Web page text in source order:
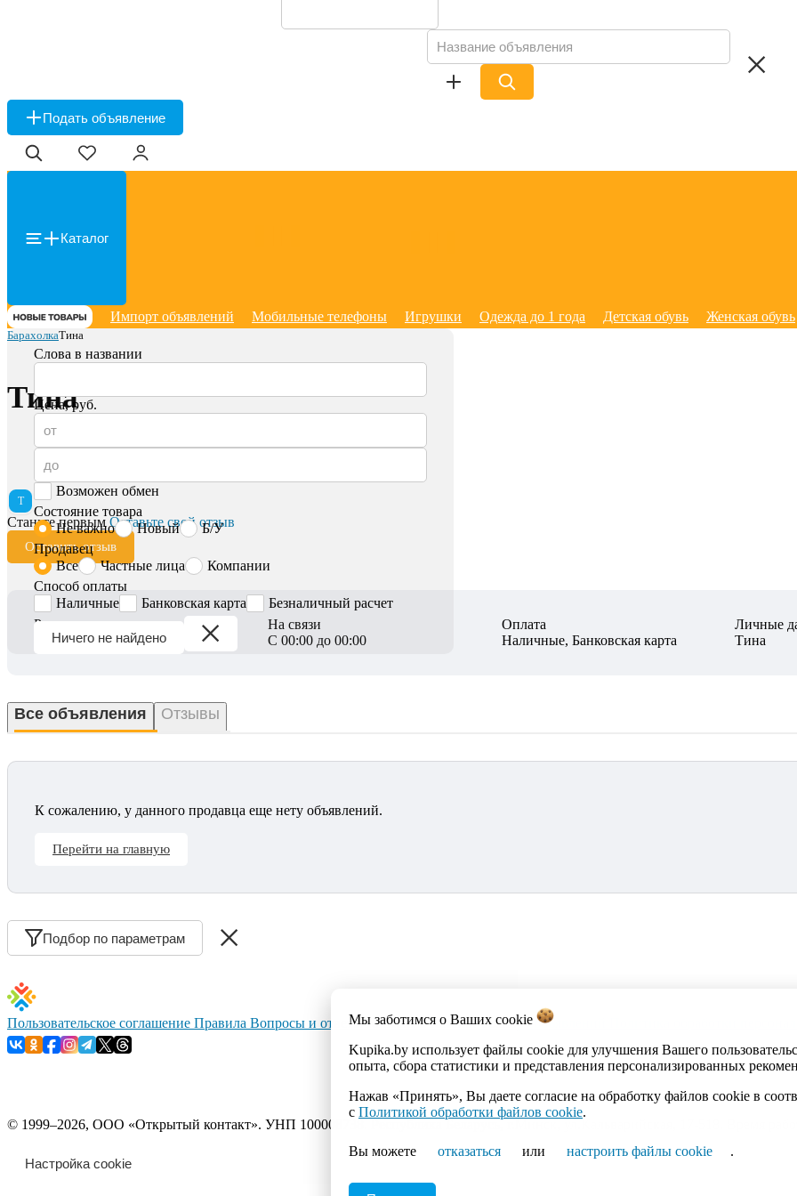
Подать объявление
Каталог
Импорт объявлений Мобильные телефоны Игрушки Одежда до 1 года Детская обувь Женская обувь
БарахолкаТина
Тина
Т
Станьте первым Оставьте свой отзыв
Оставить отзыв
Регион
Вся Беларусь
На связи
С 00:00 до 00:00
Оплата
Наличные, Банковская карта
Личные
Тина
Все объявления Отзывы
К сожалению, у данного продавца еще нету объявлений.
Перейти на главную
Слова в названии
Цена, руб.
Возможен обмен
Состояние товара
Не важно
Новый
Б/У
Продавец
Все
Частные лица
Компании
Способ оплаты
Наличные
Банковская карта Безналичный расчет
Ничего не найдено
Подбор по параметрам
Мы заботимся о Ваших cookie
Kupika.by использует файлы cookie для улучшения Вашего
опыта, сбора статистики и представления персонализированных
Нажав «Принять», Вы даете согласие на обработку файлов cookie в
с Политикой обработки файлов cookie.
Вы можете отказаться или настроить файлы cookie .
Пользовательское соглашение Правила Вопросы и ответыКонтактыКаталогИмпорт объявлений Политика обработки
© 1999–2026, ООО «Открытый контакт». УНП 100008738. Республика Беларусь, г.Минск, ул.Кальварийская, 17-518. Время
Настройка cookie